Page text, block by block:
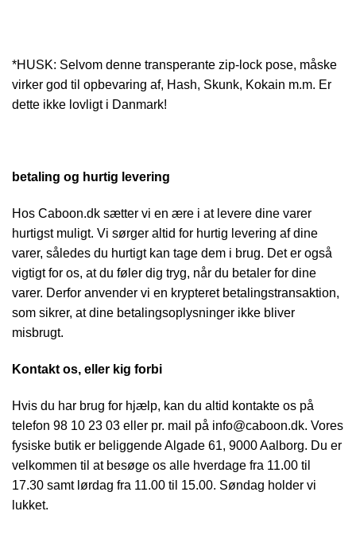
*HUSK: Selvom denne transperante zip-lock pose, måske
virker god til opbevaring af, Hash, Skunk, Kokain m.m. Er
dette ikke lovligt i Danmark!
betaling og hurtig levering
Hos Caboon.dk sætter vi en ære i at levere dine varer
hurtigst muligt. Vi sørger altid for hurtig levering af dine
varer, således du hurtigt kan tage dem i brug. Det er også
vigtigt for os, at du føler dig tryg, når du betaler for dine
varer. Derfor anvender vi en krypteret betalingstransaktion,
som sikrer, at dine betalingsoplysninger ikke bliver
misbrugt.
Kontakt os, eller kig forbi
Hvis du har brug for hjælp, kan du altid kontakte os på
telefon 98 10 23 03 eller pr. mail på info@caboon.dk. Vores
fysiske butik er beliggende Algade 61, 9000 Aalborg. Du er
velkommen til at besøge os alle hverdage fra 11.00 til
17.30 samt lørdag fra 11.00 til 15.00. Søndag holder vi
lukket.